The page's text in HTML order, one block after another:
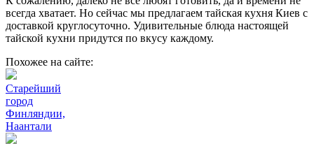
всегда хватает. Но сейчас мы предлагаем тайская кухня Киев с
доставкой круглосуточно. Удивительные блюда настоящей
тайской кухни придутся по вкусу каждому.
Похожее на сайте:
Старейший
город
Финляндии,
Наантали